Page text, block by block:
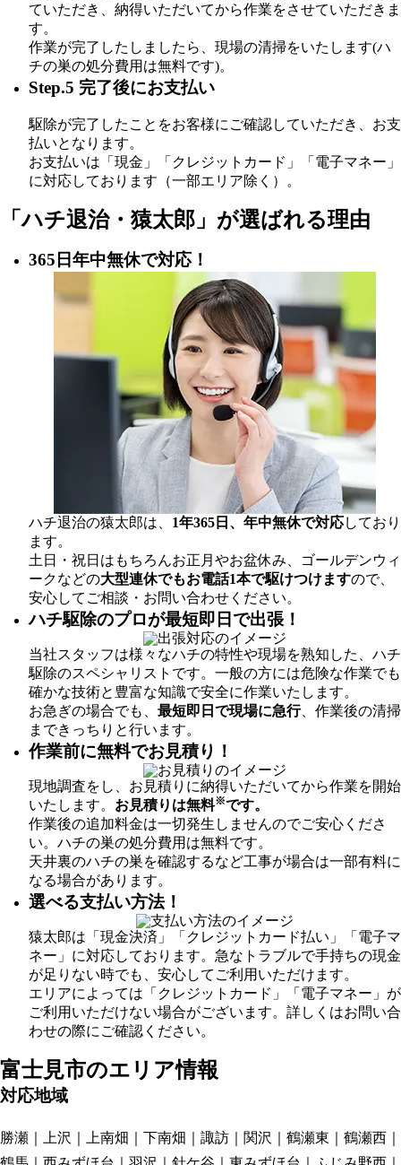
ていただき、納得いただいてから作業をさせていただきま
す。
作業が完了したしましたら、現場の清掃をいたします(ハ
チの巣の処分費用は無料です)。
Step.5 完了後にお支払い
駆除が完了したことをお客様にご確認していただき、お支
払いとなります。
お支払いは「現金」「クレジットカード」「電子マネー」
に対応しております（一部エリア除く）。
「ハチ退治・猿太郎」が選ばれる理由
365日年中無休で対応！
ハチ退治の猿太郎は、 1年365日、年中無休で対応しており
ます。
土日・祝日はもちろんお正月やお盆休み、ゴールデンウィ
ークなどの大型連休でもお電話1本で駆けつけますので、
安心してご相談・お問い合わせください。
ハチ駆除のプロが最短即日で出張！
当社スタッフは様々なハチの特性や現場を熟知した、ハチ
駆除のスペシャリストです。一般の方には危険な作業でも
確かな技術と豊富な知識で安全に作業いたします。
お急ぎの場合でも、 最短即日で現場に急行、作業後の清掃
まできっちりと行います。
作業前に無料でお見積り！
現地調査をし、お見積りに納得いただいてから作業を開始
いたします。 お見積りは無料※です。
作業後の追加料金は一切発生しませんのでご安心くださ
い。ハチの巣の処分費用は無料です。
天井裏のハチの巣を確認するなど工事が場合は一部有料に
なる場合があります。
選べる支払い方法！
猿太郎は「現金決済」「クレジットカード払い」「電子マ
ネー」に対応しております。急なトラブルで手持ちの現金
が足りない時でも、安心してご利用いただけます。
エリアによっては「クレジットカード」「電子マネー」が
ご利用いただけない場合がございます。詳しくはお問い合
わせの際にご確認ください。
富士見市のエリア情報
対応地域
勝瀬 上沢 上南畑 下南畑 諏訪 関沢 鶴瀬東
鶴瀬西